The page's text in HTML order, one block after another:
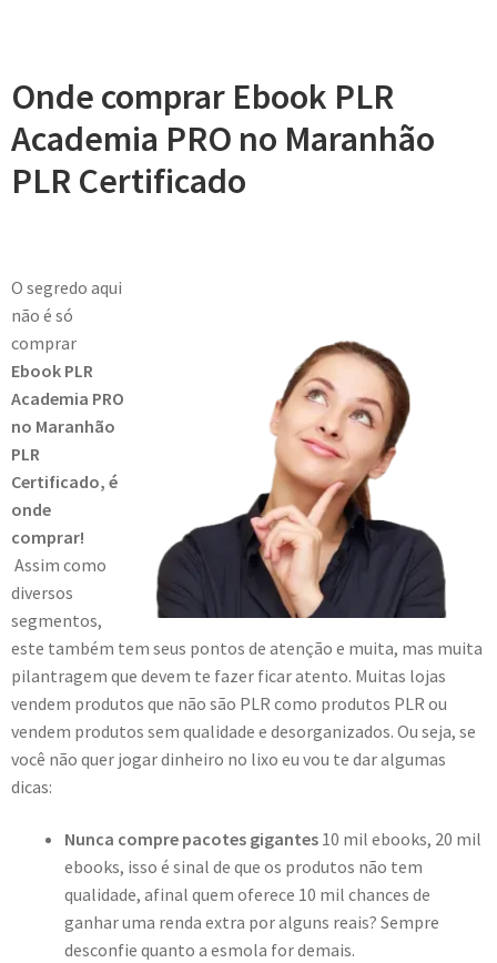
Onde comprar Ebook PLR
Academia PRO no Maranhão
PLR Certificado
O segredo aqui
não é só
comprar
Ebook PLR
Academia PRO
no Maranhão
PLR
Certificado, é
onde
comprar!
Assim como
diversos
segmentos,
este também tem seus pontos de atenção e muita, mas muita
pilantragem que devem te fazer ficar atento. Muitas lojas
vendem produtos que não são PLR como produtos PLR ou
vendem produtos sem qualidade e desorganizados. Ou seja, se
você não quer jogar dinheiro no lixo eu vou te dar algumas
dicas:
Nunca compre pacotes gigantes 10 mil ebooks, 20 mil
ebooks, isso é sinal de que os produtos não tem
qualidade, afinal quem oferece 10 mil chances de
ganhar uma renda extra por alguns reais? Sempre
desconfie quanto a esmola for demais.